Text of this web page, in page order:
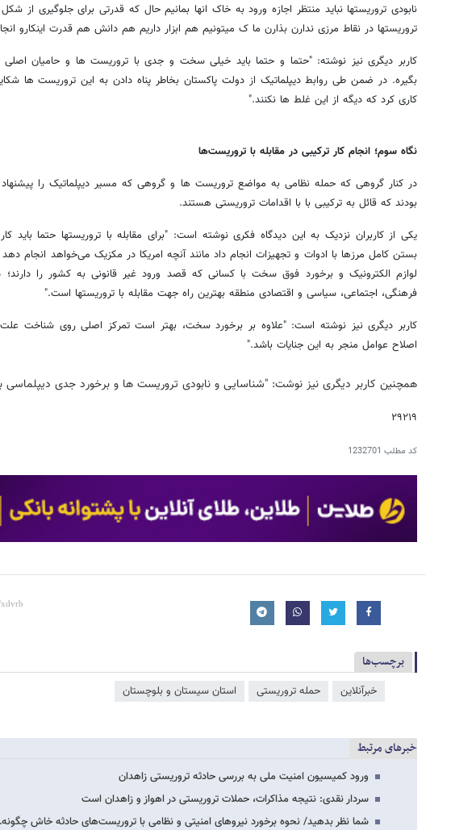
نابودی تروریستها نباید منتظر اجازه ورود به خاک انها بمانیم حال که قدرتی برای جلوگیری از
تروریستها در نقاط مرزی ندارن بذارن ما ک میتونیم هم ابزار داریم هم دانش هم قدرت اینکارو
کاربر دیگری نیز نوشته: "حتما و حتما باید خیلی سخت و جدی با تروریست ها و حامیان
بگیره. در ضمن طی روابط دیپلماتیک از دولت پاکستان بخاطر پناه دادن به این تروریست ها
کاری کرد که دیگه از این غلط ها نکنند."
نگاه سوم؛ انجام کار ترکیبی در مقابله با تروریست‌ها
در کنار گروهی که حمله نظامی به مواضع تروریست ها و گروهی که مسیر دیپلماتیک را
بودند که قائل به ترکیبی با با اقدامات تروریستی هستند.
یکی از کاربران نزدیک به این دیدگاه فکری نوشته است: "برای مقابله با تروریستها حتما باید
بستن کامل مرزها با ادوات و تجهیزات انجام داد مانند آنچه امریکا در مکزیک می‌خواهد انجام
لوازم الکترونیک و برخورد فوق سخت با کسانی که قصد ورود غیر قانونی به کشور را
فرهنگی، اجتماعی، سیاسی و اقتصادی منطقه بهترین راه جهت مقابله با تروریستها است."
کاربر دیگری نیز نوشته است: "علاوه بر برخورد سخت، بهتر است تمرکز اصلی روی شناخت
اصلاح عوامل منجر به این جنایات باشد."
همچنین کاربر دیگری نیز نوشت: "شناسایی و نابودی تروریست ها و برخورد جدی دیپلماسی
۲۹۲۱۹
کد مطلب 1232701
برچسب‌ها
خبرآنلاین حمله تروریستی استان سیستان و بلوچستان
خبرهای مرتبط
ورود کمیسیون امنیت ملی به بررسی حادثه تروریستی زاهدان
سردار نقدی: نتیجه مذاکرات، حملات تروریستی در اهواز و زاهدان است
شما نظر بدهید/ نحوه برخورد نیروهای امنیتی و نظامی با تروریست‌های حادثه خاش